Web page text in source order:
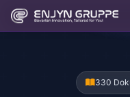
330